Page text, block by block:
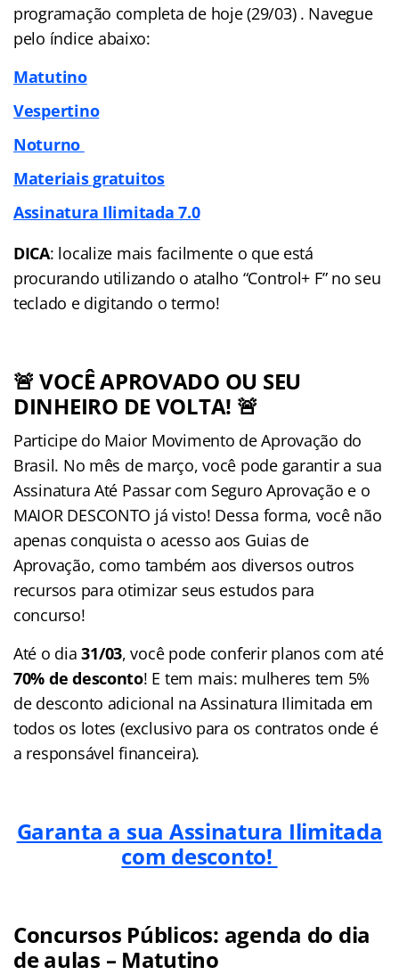
programação completa de hoje (29/03) . Navegue
pelo índice abaixo:
Matutino
Vespertino
Noturno
Materiais gratuitos
Assinatura Ilimitada 7.0
DICA: localize mais facilmente o que está
procurando utilizando o atalho “Control+ F” no seu
teclado e digitando o termo!
🚨 VOCÊ APROVADO OU SEU
DINHEIRO DE VOLTA! 🚨
Participe do Maior Movimento de Aprovação do
Brasil. No mês de março, você pode garantir a sua
Assinatura Até Passar com Seguro Aprovação e o
MAIOR DESCONTO já visto! Dessa forma, você não
apenas conquista o acesso aos Guias de
Aprovação, como também aos diversos outros
recursos para otimizar seus estudos para
concurso!
Até o dia31/03, você pode conferir planos com até
70% de desconto! E tem mais: mulheres tem 5%
de desconto adicional na Assinatura Ilimitada em
todos os lotes (exclusivo para os contratos onde é
a responsável financeira).
Garanta a sua Assinatura Ilimitada
com desconto!
Concursos Públicos: agenda do dia
de aulas – Matutino